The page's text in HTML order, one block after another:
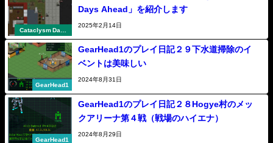
Cataclysm Dark
Days Ahead
Days Ahead」を紹介します
2025年2月14日
GearHead1
GearHead1のプレイ日記２９下水道掃除のイ
ベントは美味しい
2024年8月31日
GearHead1
GearHead1のプレイ日記２８Hogye村のメッ
クアリーナ第４戦（戦場のハイエナ）
2024年8月29日